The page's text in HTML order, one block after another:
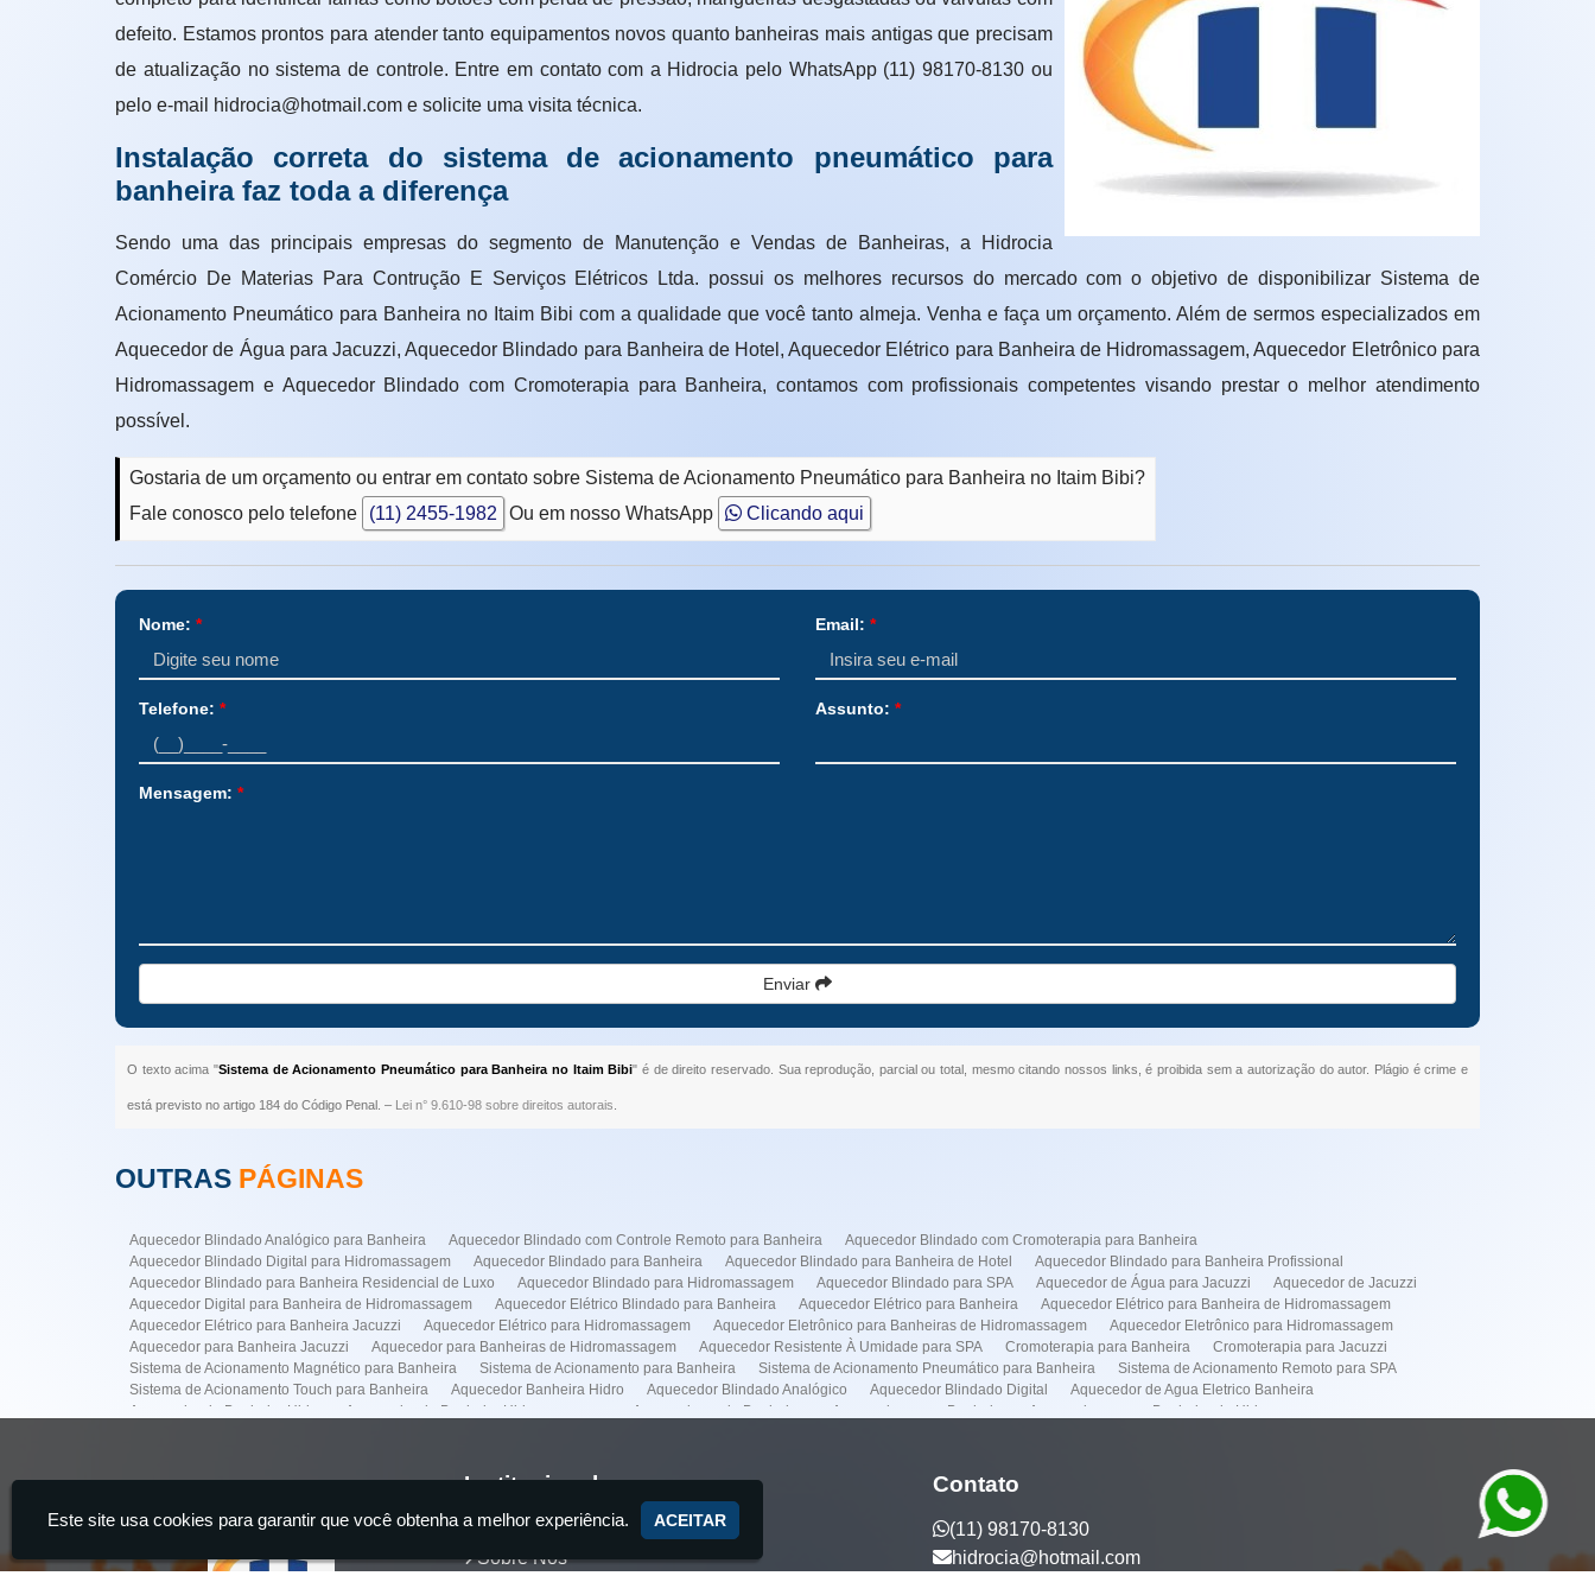
defeito. Estamos prontos para atender tanto equipamentos novos quanto banheiras mais antigas que precisam
de atualização no sistema de controle. Entre em contato com a Hidrocia pelo WhatsApp (11) 98170-8130 ou
pelo e-mail hidrocia@hotmail.com e solicite uma visita técnica.
Instalação correta do sistema de acionamento pneumático para
banheira faz toda a diferença
Sendo uma das principais empresas do segmento de Manutenção e Vendas de Banheiras, a Hidrocia
Comércio De Materias Para Contrução E Serviços Elétricos Ltda. possui os melhores recursos do mercado com o objetivo de disponibilizar Sistema de
Acionamento Pneumático para Banheira no Itaim Bibi com a qualidade que você tanto almeja. Venha e faça um orçamento. Além de sermos especializados em
Aquecedor de Água para Jacuzzi, Aquecedor Blindado para Banheira de Hotel, Aquecedor Elétrico para Banheira de Hidromassagem, Aquecedor Eletrônico para
Hidromassagem e Aquecedor Blindado com Cromoterapia para Banheira, contamos com profissionais competentes visando prestar o melhor atendimento
possível.
Gostaria de um orçamento ou entrar em contato sobre Sistema de Acionamento Pneumático para Banheira no Itaim Bibi?
Fale conosco pelo telefone
(11) 2455-1982 Ou em nosso WhatsApp Clicando aqui
Nome:* Email: *
Telefone:* Assunto: *
Mensagem:*
Enviar
O texto acima "Sistema de Acionamento Pneumático para Banheira no Itaim Bibi" é de direito reservado. Sua reprodução, parcial ou total, mesmo citando nossos links, é proibida sem a autorização do autor. Plágio é crime e
está previsto no artigo 184 do Código Penal. – Lei n° 9.610-98 sobre direitos autorais
OUTRAS PÁGINAS
Aquecedor Blindado Analógico para Banheira Aquecedor Blindado com Controle Remoto para Banheira
Aquecedor Blindado com Cromoterapia para Banheira
Aquecedor Blindado Digital para Hidromassagem
Aquecedor Blindado para Banheira Aquecedor Blindado para Banheira de Hotel
Aquecedor Blindado para Banheira Profissional
Aquecedor Blindado para Banheira Residencial de Luxo
Aquecedor Blindado para Hidromassagem Aquecedor Blindado para SPA Aquecedor de Água para Jacuzzi
Aquecedor de Jacuzzi
Aquecedor Digital para Banheira de Hidromassagem
Aquecedor Elétrico Blindado para Banheira Aquecedor Elétrico para Banheira
Aquecedor Elétrico para Banheira de Hidromassagem
Aquecedor Elétrico para Banheira Jacuzzi
Aquecedor Elétrico para Hidromassagem Aquecedor Eletrônico para Banheiras de Hidromassagem
Aquecedor Eletrônico para Hidromassagem
Aquecedor para Banheira Jacuzzi
Aquecedor para Banheiras de Hidromassagem Aquecedor Resistente À Umidade para SPA Cromoterapia para Banheira
Cromoterapia para Jacuzzi
Sistema de Acionamento Magnético para Banheira
Sistema de Acionamento para Banheira Sistema de Acionamento Pneumático para Banheira
Sistema de Acionamento Remoto para SPA
Sistema de Acionamento Touch para Banheira
Aquecedor Banheira Hidro Aquecedor Blindado Analógico Aquecedor Blindado Digital
Aquecedor de Agua Eletrico Banheira
Aquecedor de Banheira Hidro
Aquecedor de Banheira Hidromassagem Aquecedores de Banheiras Aquecedores pra Banheira
Aquecedores para Banheira de Hidromassagem
Instalação de Banheira Jacuzzi Instalação de Banheira Simples
Manutenção Banheira Spa
Manutenção de Banheira de Hidro
Manutenção de Banheira Jacuzzi Manutenção de Banheira Spa Manutenção de Banheiras de Hidromassagens
Manutenção Predial Venda de Banheira Automação de Spa
Manutenção Banheira Spa na Faria Lima
Manutenção de Banheira no Frei Caneca Aquecedor Banheira Hidro em Higienópolis
Aquecedor Banheira Hidro em Itaim Bibi
Institucional
Home
Sobre Nós
Contato
(11) 98170-8130
hidrocia@hotmail.com
Este site usa cookies para garantir que você obtenha a melhor experiência. ACEITAR